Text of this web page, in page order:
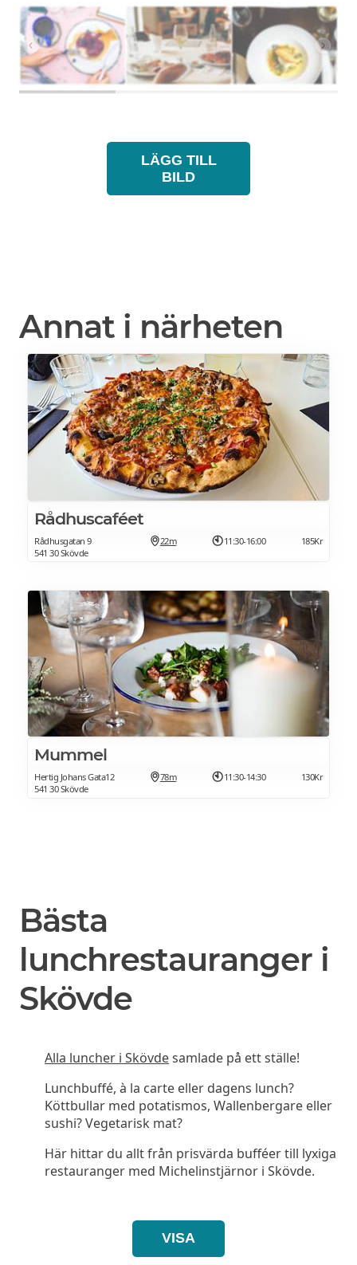
LÄGG TILL
BILD
Annat i närheten
Rådhuscaféet
Rådhusgatan 9
541 30 Skövde
22m 11:30-16:00 185Kr
Mummel
Hertig Johans Gata12
541 30 Skövde
78m 11:30-14:30 130Kr
Bästa
lunchrestauranger i
Skövde
Alla luncher i Skövdesamlade på ett ställe!
Lunchbuffé, à la carte eller dagens lunch?
Köttbullar med potatismos, Wallenbergare eller
sushi? Vegetarisk mat?
Här hittar du allt från prisvärda bufféer till lyxiga
restauranger med Michelinstjärnor i Skövde.
VISA